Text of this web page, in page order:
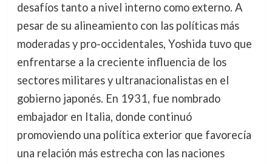
desafíos tanto a nivel interno como externo. A
pesar de su alineamiento con las políticas más
moderadas y pro-occidentales, Yoshida tuvo que
enfrentarse a la creciente influencia de los
sectores militares y ultranacionalistas en el
gobierno japonés. En 1931, fue nombrado
embajador en Italia, donde continuó
promoviendo una política exterior que favorecía
una relación más estrecha con las naciones